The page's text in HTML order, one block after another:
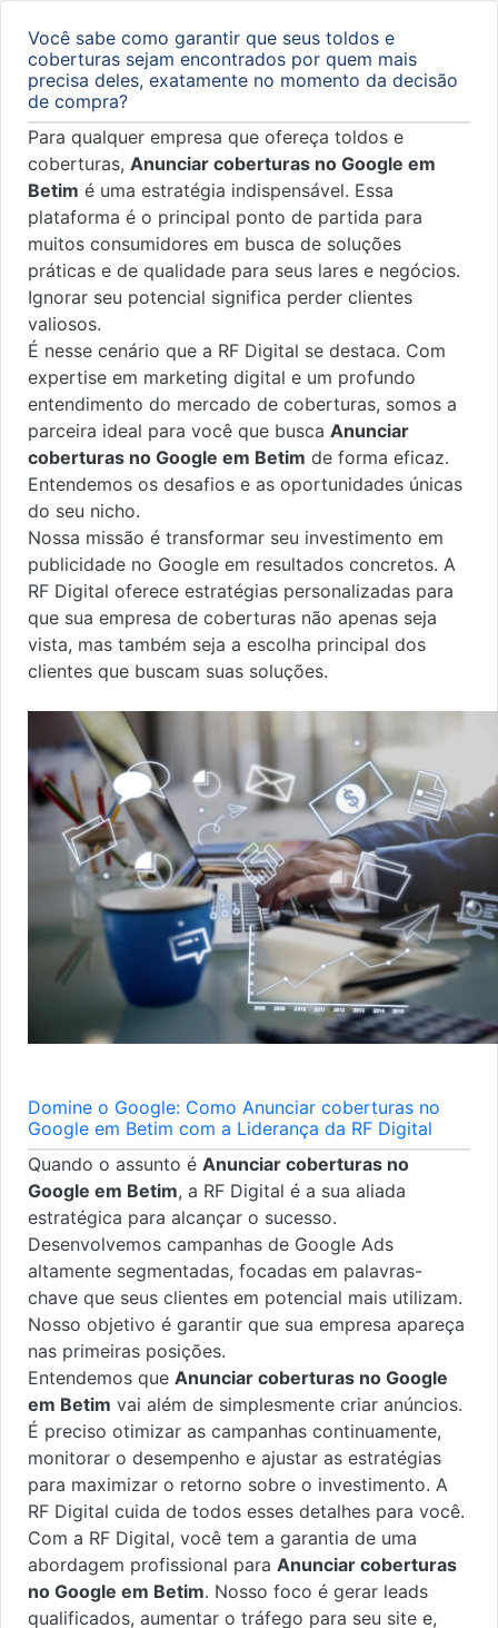
Você sabe como garantir que seus toldos e
coberturas sejam encontrados por quem mais
precisa deles, exatamente no momento da decisão
de compra?
Para qualquer empresa que ofereça toldos e
coberturas, Anunciar coberturas no Google em
Betim é uma estratégia indispensável. Essa
plataforma é o principal ponto de partida para
muitos consumidores em busca de soluções
práticas e de qualidade para seus lares e negócios.
Ignorar seu potencial significa perder clientes
valiosos.
É nesse cenário que a RF Digital se destaca. Com
expertise em marketing digital e um profundo
entendimento do mercado de coberturas, somos a
parceira ideal para você que busca Anunciar
coberturas no Google em Betim de forma eficaz.
Entendemos os desafios e as oportunidades únicas
do seu nicho.
Nossa missão é transformar seu investimento em
publicidade no Google em resultados concretos. A
RF Digital oferece estratégias personalizadas para
que sua empresa de coberturas não apenas seja
vista, mas também seja a escolha principal dos
clientes que buscam suas soluções.
Domine o Google: Como Anunciar coberturas no
Google em Betim com a Liderança da RF Digital
Quando o assunto é Anunciar coberturas no
Google em Betim, a RF Digital é a sua aliada
estratégica para alcançar o sucesso.
Desenvolvemos campanhas de Google Ads
altamente segmentadas, focadas em palavras-
chave que seus clientes em potencial mais utilizam.
Nosso objetivo é garantir que sua empresa apareça
nas primeiras posições.
Entendemos que Anunciar coberturas no Google
em Betim vai além de simplesmente criar anúncios.
É preciso otimizar as campanhas continuamente,
monitorar o desempenho e ajustar as estratégias
para maximizar o retorno sobre o investimento. A
RF Digital cuida de todos esses detalhes para você.
Com a RF Digital, você tem a garantia de uma
abordagem profissional para Anunciar coberturas
no Google em Betim. Nosso foco é gerar leads
qualificados, aumentar o tráfego para seu site e,